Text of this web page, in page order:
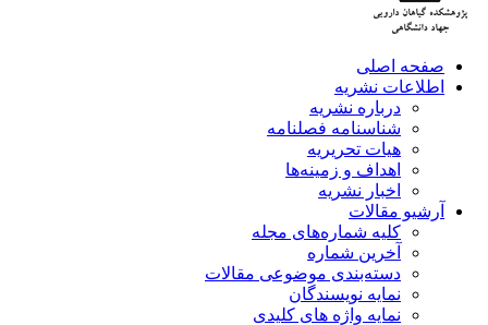
صفحه اصلی
اطلاعات نشریه
درباره نشریه
شناسنامه فصلنامه
هیات تحریریه
اهداف و زمینه‌ها
اخبار نشریه
آرشیو مقالات
کلیه شماره‌های مجله
آخرین شماره
دسته‌بندی موضوعی مقالات
نمایه نویسندگان
نمایه واژه های کلیدی